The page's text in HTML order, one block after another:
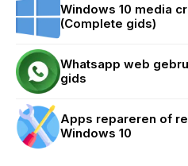
Windows 10 media
(Complete gids)
Whatsapp web
gids
Apps repareren of
Windows 10